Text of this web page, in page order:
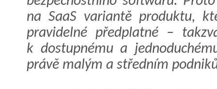
na SaaS variantě produktu,
pravidelné předplatné –
k dostupnému a
právě malým a středním